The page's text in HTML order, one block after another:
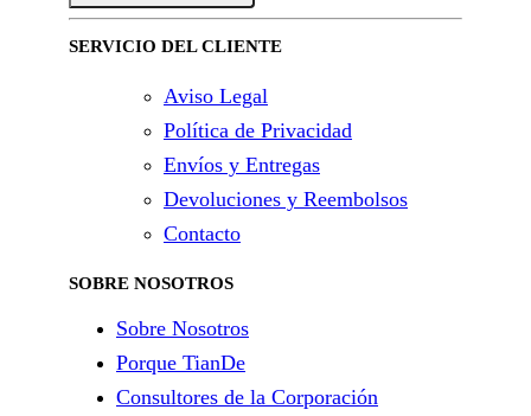
SERVICIO DEL CLIENTE
Aviso Legal
Política de Privacidad
Envíos y Entregas
Devoluciones y Reembolsos
Contacto
SOBRE NOSOTROS
Sobre Nosotros
Porque TianDe
Consultores de la Corporación